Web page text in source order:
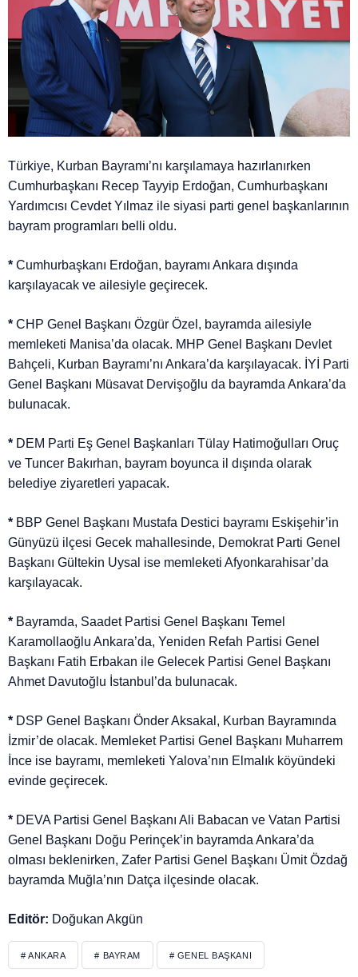
Türkiye, Kurban Bayramı’nı karşılamaya hazırlanırken
Cumhurbaşkanı Recep Tayyip Erdoğan, Cumhurbaşkanı
Yardımcısı Cevdet Yılmaz ile siyasi parti genel başkanlarının
bayram programları belli oldu.
*Cumhurbaşkanı Erdoğan, bayramı Ankara dışında
karşılayacak ve ailesiyle geçirecek.
*CHP Genel Başkanı Özgür Özel, bayramda ailesiyle
memleketi Manisa’da olacak. MHP Genel Başkanı Devlet
Bahçeli, Kurban Bayramı’nı Ankara’da karşılayacak. İYİ Parti
Genel Başkanı Müsavat Dervişoğlu da bayramda Ankara’da
bulunacak.
* DEM Parti Eş Genel Başkanları Tülay Hatimoğulları Oruç
ve Tuncer Bakırhan, bayram boyunca il dışında olarak
belediye ziyaretleri yapacak.
* BBP Genel Başkanı Mustafa Destici bayramı Eskişehir’in
Günyüzü ilçesi Gecek mahallesinde, Demokrat Parti Genel
Başkanı Gültekin Uysal ise memleketi Afyonkarahisar’da
karşılayacak.
* Bayramda, Saadet Partisi Genel Başkanı Temel
Karamollaoğlu Ankara’da, Yeniden Refah Partisi Genel
Başkanı Fatih Erbakan ile Gelecek Partisi Genel Başkanı
Ahmet Davutoğlu İstanbul’da bulunacak.
* DSP Genel Başkanı Önder Aksakal, Kurban Bayramında
İzmir’de olacak. Memleket Partisi Genel Başkanı Muharrem
İnce ise bayramı, memleketi Yalova’nın Elmalık köyündeki
evinde geçirecek.
* DEVA Partisi Genel Başkanı Ali Babacan ve Vatan Partisi
Genel Başkanı Doğu Perinçek’in bayramda Ankara’da
olması beklenirken, Zafer Partisi Genel Başkanı Ümit Özdağ
bayramda Muğla’nın Datça ilçesinde olacak.
Editör: Doğukan Akgün
# ANKARA # BAYRAM # GENEL BAŞKANI